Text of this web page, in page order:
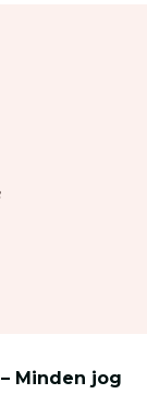
Minden jog